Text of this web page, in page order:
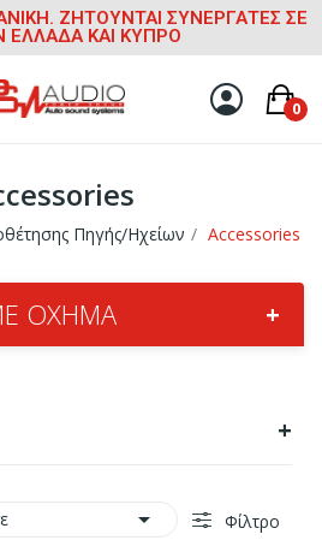
ΖΗΤΟΥΝΤΑΙ ΣΥΝΕΡΓΑΤΕΣ ΣΕ
ΕΛΛΑΔΑ ΚΑΙ ΚΥΠΡΟ
0
Πηγής/Ηχείων Accessories
ΌΧΗΜΑ +
+
 Φίλτρο